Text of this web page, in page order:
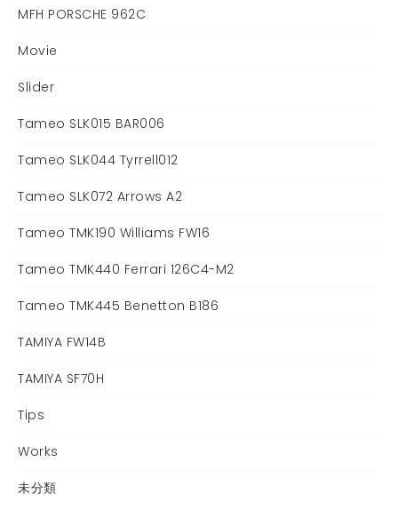
MFH PORSCHE 962C
Movie
Slider
Tameo SLK015 BAR006
Tameo SLK044 Tyrrell012
Tameo SLK072 Arrows A2
Tameo TMK190 Williams FW16
Tameo TMK440 Ferrari 126C4-M2
Tameo TMK445 Benetton B186
TAMIYA FW14B
TAMIYA SF70H
Tips
Works
未分類